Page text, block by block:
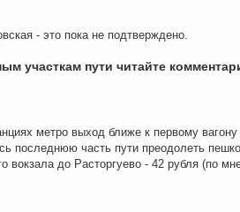
- это пока не подтверждено.
участкам пути читайте
метро выход ближе к первому
последнюю часть пути преодолеть
вокзала до Расторгуево - 42 рубля (по